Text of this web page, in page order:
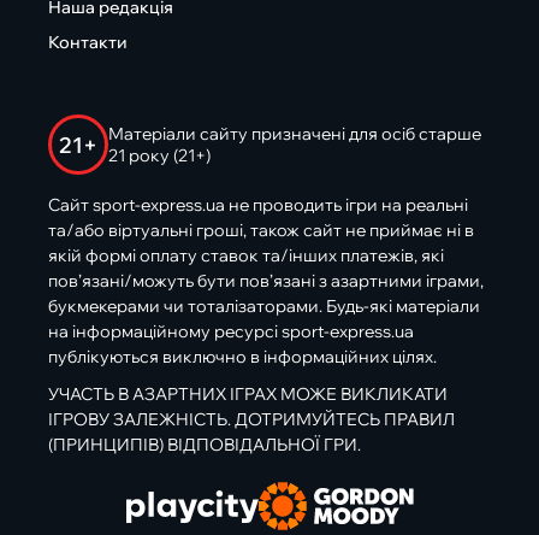
Наша редакція
Контакти
21+
Матеріали сайту призначені для осіб старше
21 року (21+)
Сайт sport-express.ua не проводить ігри на реальні
та/або віртуальні гроші, також сайт не приймає ні в
якій формі оплату ставок та/інших платежів, які
пов’язані/можуть бути пов’язані з азартними іграми,
букмекерами чи тоталізаторами. Будь-які матеріали
на інформаційному ресурсі sport-express.ua
публікуються виключно в інформаційних цілях.
УЧАСТЬ В АЗАРТНИХ ІГРАХ МОЖЕ ВИКЛИКАТИ
ІГРОВУ ЗАЛЕЖНІСТЬ. ДОТРИМУЙТЕСЬ ПРАВИЛ
(ПРИНЦИПІВ) ВІДПОВІДАЛЬНОЇ ГРИ.